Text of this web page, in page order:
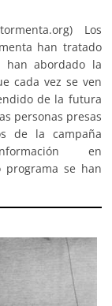
Los
han tratado
han abordado la
cada vez se ven
de la futura
personas presas
de la campaña
en
programa se han